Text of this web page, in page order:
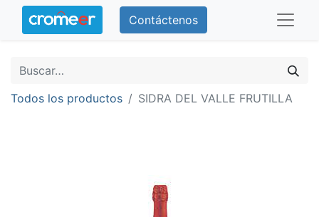
Contáctenos
Todos los productos SIDRA DEL VALLE FRUTILLA